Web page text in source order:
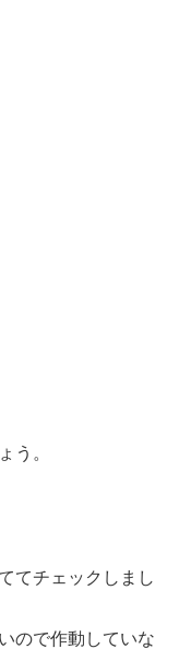
う。
てチェックしまし
ので作動していな